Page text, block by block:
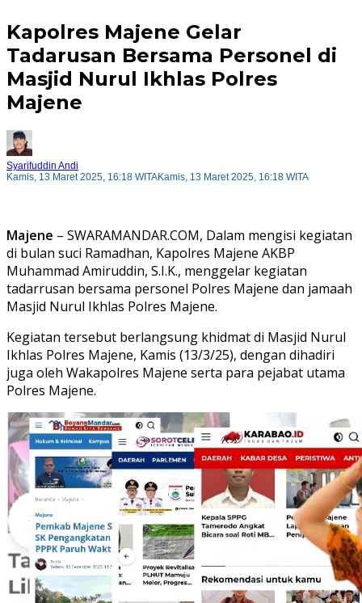
Kapolres Majene Gelar
Tadarusan Bersama Personel di
Masjid Nurul Ikhlas Polres
Majene
Syarifuddin Andi
Kamis, 13 Maret 2025, 16:18 WITAKamis, 13 Maret 2025, 16:18 WITA
Majene – SWARAMANDAR.COM, Dalam mengisi kegiatan
di bulan suci Ramadhan, Kapolres Majene AKBP
Muhammad Amiruddin, S.I.K., menggelar kegiatan
tadarrusan bersama personel Polres Majene dan jamaah
Masjid Nurul Ikhlas Polres Majene.
Kegiatan tersebut berlangsung khidmat di Masjid Nurul
Ikhlas Polres Majene, Kamis (13/3/25), dengan dihadiri
juga oleh Wakapolres Majene serta para pejabat utama
Polres Majene.